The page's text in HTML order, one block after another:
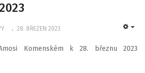
28. BŘEZEN 2023
Komenském k 28. březnu 2023